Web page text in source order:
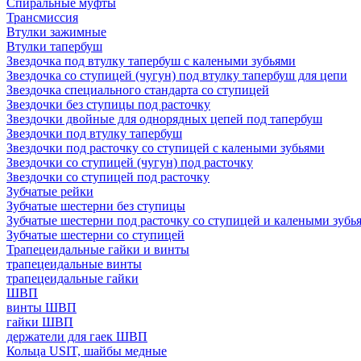
Спиральные муфты
Трансмиссия
Втулки зажимные
Втулки тапербуш
Звездочка под втулку тапербуш c калеными зубьями
Звездочка со ступицей (чугун) под втулку тапербуш для цепи
Звездочка специального стандарта со ступицей
Звездочки без ступицы под расточку
Звездочки двойные для однорядных цепей под тапербуш
Звездочки под втулку тапербуш
Звездочки под расточку со ступицей с калеными зубьями
Звездочки со ступицей (чугун) под расточку
Звездочки со ступицей под расточку
Зубчатые рейки
Зубчатые шестерни без ступицы
Зубчатые шестерни под расточку со ступицей и калеными
Зубчатые шестерни со ступицей
Трапецеидальные гайки и винты
трапецеидальные винты
трапецеидальные гайки
ШВП
винты ШВП
гайки ШВП
держатели для гаек ШВП
Кольца USIT, шайбы медные